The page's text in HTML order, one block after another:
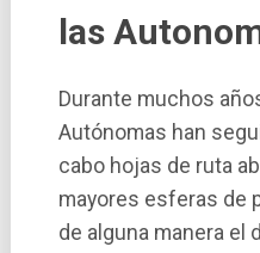
las
Durante muchos
Autónomas han
cabo hojas de ruta
mayores esferas de
de alguna manera el